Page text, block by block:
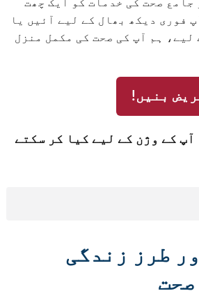
جامع صحت کی خدمات کو ایک چھت
فوری دیکھ بھال کے لیے آئیں یا
لیے، ہم آپ کی صحت کی مکمل منزل
بنیں!
آپ کے وژن کے لیے کیا کر سکتے
طرز زندگی
صحت